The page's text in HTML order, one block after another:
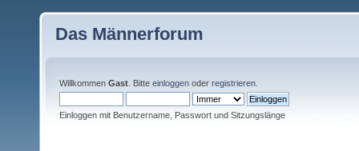
Das Männerforum
Willkommen Gast . Bitte einloggen oder registrieren
Einloggen mit Benutzername, Passwort und Sitzungslänge